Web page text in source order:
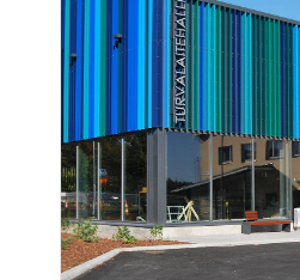
Kaikkiin ilmoittautuneisiin otetaan
koulutuksen aloituspäivää.
Väylän yhteyshenkilö: Miia Asikainen,
miia.asikainen@vayla.fi , puh.
Koulutuksen ohjelma: Esite